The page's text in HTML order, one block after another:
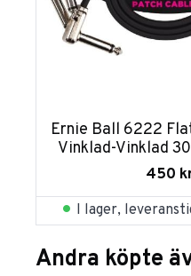
Ernie Ball 6222
Vinklad-Vinklad
pack
450
I lager,
Andra köpte